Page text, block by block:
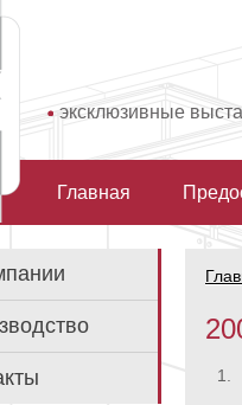
эксклюзивные
Главная
1.